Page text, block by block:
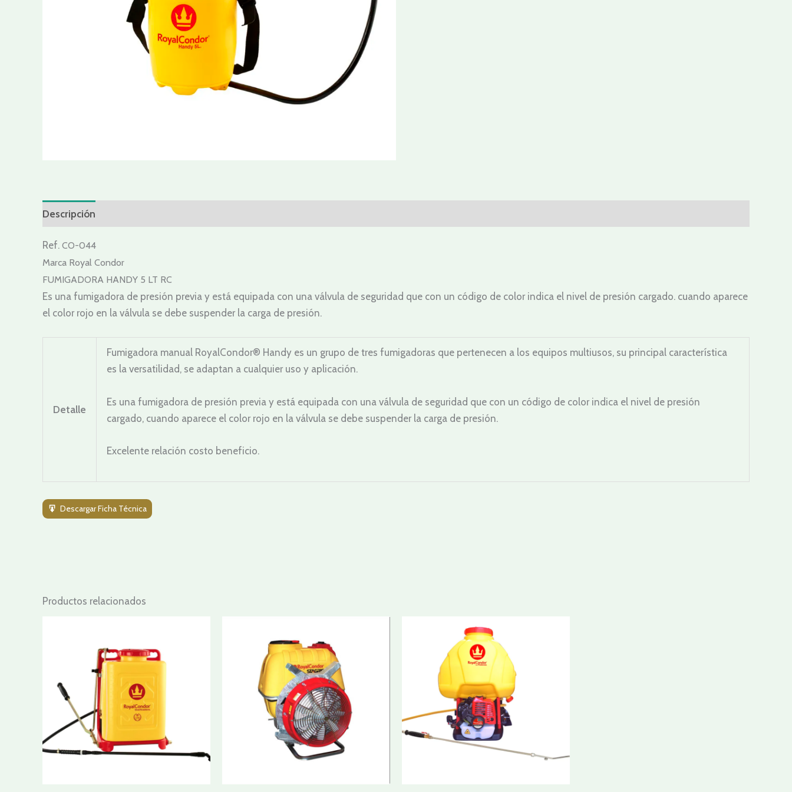
Descripción
Ref. CO-044
Marca Royal Condor
FUMIGADORA HANDY 5 LT RC
Es una fumigadora de presión previa y está equipada con una válvula de seguridad que con un código de color indica el nivel de presión cargado. cuando aparece
el color rojo en la válvula se debe suspender la carga de presión.
Detalle
Fumigadora manual RoyalCondor® Handy es un grupo de tres fumigadoras que pertenecen a los equipos multiusos, su principal característica
es la versatilidad, se adaptan a cualquier uso y aplicación.
Es una fumigadora de presión previa y está equipada con una válvula de seguridad que con un código de color indica el nivel de presión
cargado, cuando aparece el color rojo en la válvula se debe suspender la carga de presión.
Excelente relación costo beneficio.
Descargar Ficha Técnica
Productos relacionados